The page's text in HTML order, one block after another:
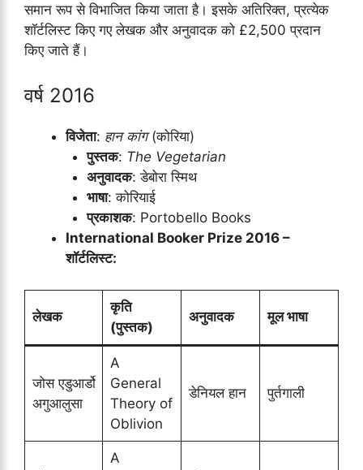
समान रूप से विभाजित किया जाता है। इसके अतिरिक्त, प्रत्येक
शॉर्टलिस्ट किए गए लेखक और अनुवादक को £2,500 प्रदान
किए जाते हैं।
वर्ष 2016
विजेता: हान कांग(कोरिया)
पुस्तक: The Vegetarian
अनुवादक: डेबोरा स्मिथ
भाषा: कोरियाई
प्रकाशक: Portobello Books
International Booker Prize 2016 –
शॉर्टलिस्ट:
लेखक
कृति
(पुस्तक)
अनुवादक मूल भाषा
जोस एडुआर्डो
अगुआलुसा
A
General
Theory of
Oblivion
डेनियल हान पुर्तगाली
A